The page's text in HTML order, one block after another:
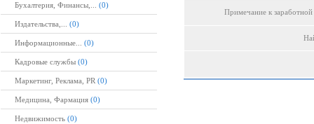
Бухалтерия, Финансы,... (0)
Издательства,... (0)
Информационные... (0)
Кадровые службы (0)
Маркетинг, Реклама, PR (0)
Медицина, Фармация (0)
Недвижимость (0)
Примечание к заработной